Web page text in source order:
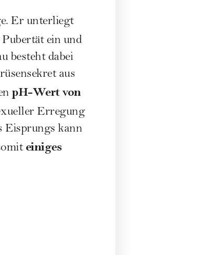
Er unterliegt
ein und
besteht dabei
aus
pH-Wert von
Erregung
Eisprungs kann
einiges